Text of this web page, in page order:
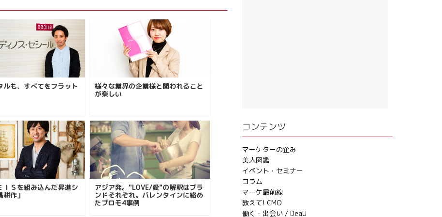
ルも、すべてをフラット
様々な業界の企業様と関われること
が楽しい
ＩＳを組み込んだ昇進シ
作」
アジア発。"LOVE/愛"の解釈はブラ
ンドそれぞれ。バレンタインに絡め
たプロモ4事例
コンテンツ
マーケターの企み
美人図鑑
イベント・セミナー
コラム
マーケ最前線
教えて! CMO
働く・出会い / DeaU